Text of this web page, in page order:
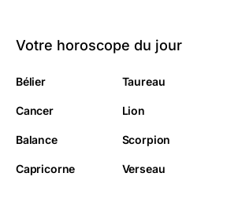
Votre horoscope du jour
Bélier Taureau
Cancer Lion
Balance Scorpion
Capricorne Verseau